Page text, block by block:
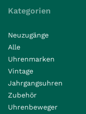
Kategorien
Neuzugänge
Alle
Uhrenmarken
Vintage
Jahrgangsuhren
Zubehör
Uhrenbeweger